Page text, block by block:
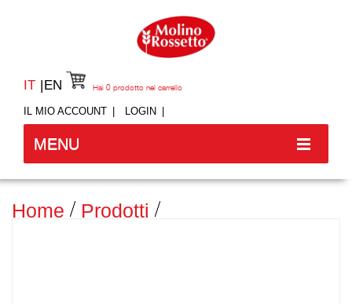
IT EN
IL MIO ACCOUNT LOGIN
Hai 0 prodotto nel carrello
MENU
Home
Prodotti